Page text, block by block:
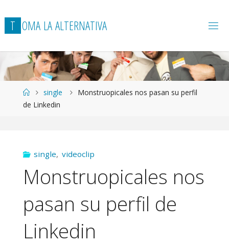
T OMA LAALTERNATIVA
Página
de
single
Monstruopicales nos pasan su perfil
de Linkedin
single, videoclip
Monstruopicales nos
pasan su perfil de
Linkedin